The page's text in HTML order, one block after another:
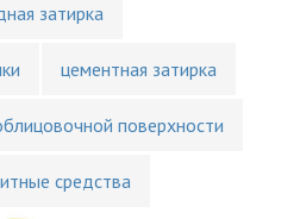
затирка
цементная затирка
поверхности
средства